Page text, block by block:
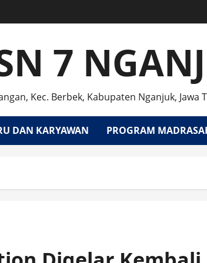
7
Kec. Berbek, Kabupaten Nganjuk, Jawa
DAN KARYAWAN PROGRAM